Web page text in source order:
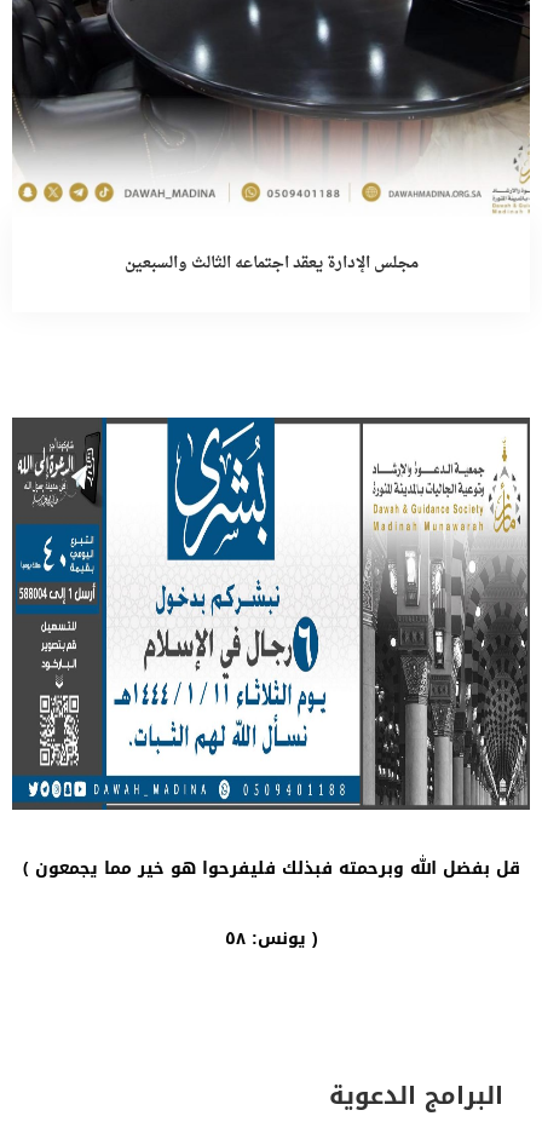
مجلس الإدارة يعقد اجتماعه الثالث والسبعين
قل بفضل الله وبرحمته فبذلك فليفرحوا هو خير مما يجمعون ﴾
يونس: ٥٨ )
البرامج الدعوية